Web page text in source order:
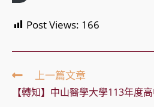
Post Views: 166
Read
more
articles
上一篇文章
【轉知】中山醫學大學113年度